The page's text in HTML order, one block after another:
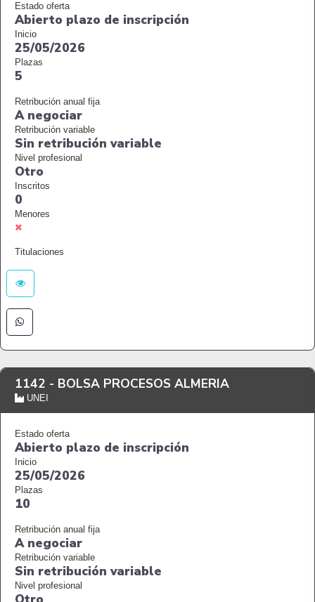
Estado oferta
Abierto plazo de inscripción
Inicio
25/05/2026
Plazas
5
Retribución anual fija
A negociar
Retribución variable
Sin retribución variable
Nivel profesional
Otro
Inscritos
0
Menores
Titulaciones
1142 - BOLSA PROCESOS ALMERIA
UNEI
Estado oferta
Abierto plazo de inscripción
Inicio
25/05/2026
Plazas
10
Retribución anual fija
A negociar
Retribución variable
Sin retribución variable
Nivel profesional